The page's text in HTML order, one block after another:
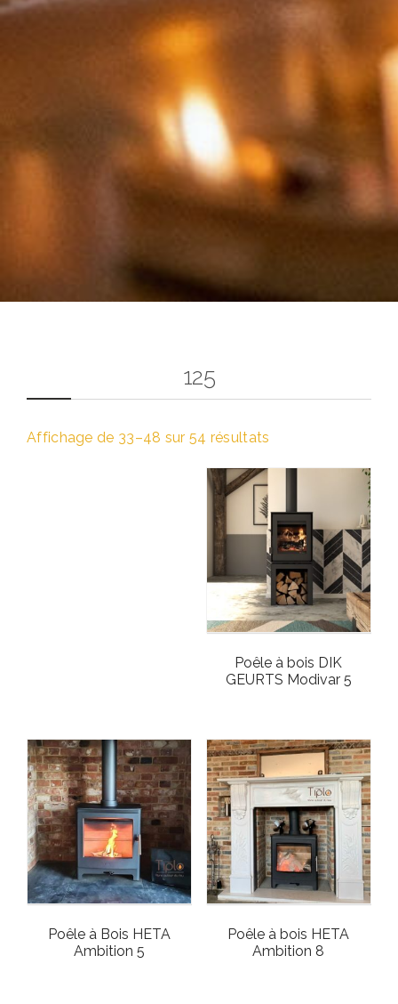
125
Affichage de 33–48 sur 54 résultats
Poêle à bois DIK
GEURTS Modivar 5
Poêle à Bois HETA
Ambition 5
Poêle à bois HETA
Ambition 8